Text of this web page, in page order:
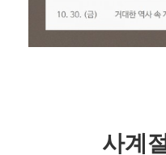
사계